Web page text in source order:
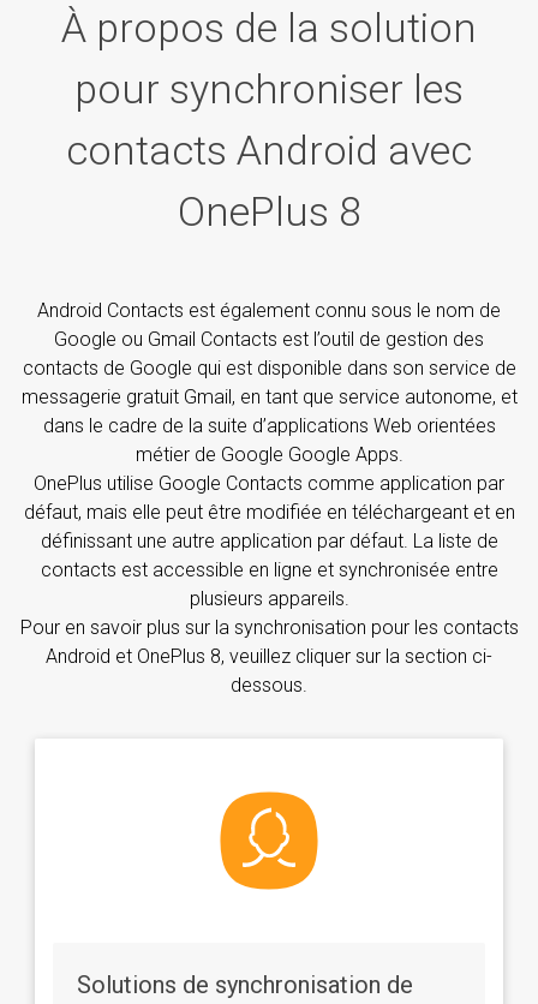
À propos de la solution
pour synchroniser les
contacts Android avec
OnePlus 8
Android Contacts est également connu sous le nom de
Google ou Gmail Contacts est l’outil de gestion des
contacts de Google qui est disponible dans son service de
messagerie gratuit Gmail, en tant que service autonome, et
dans le cadre de la suite d’applications Web orientées
métier de Google Google Apps.
OnePlus utilise Google Contacts comme application par
défaut, mais elle peut être modifiée en téléchargeant et en
définissant une autre application par défaut. La liste de
contacts est accessible en ligne et synchronisée entre
plusieurs appareils.
Pour en savoir plus sur la synchronisation pour les contacts
Android et OnePlus 8, veuillez cliquer sur la section ci-
dessous.
Solutions de synchronisation de